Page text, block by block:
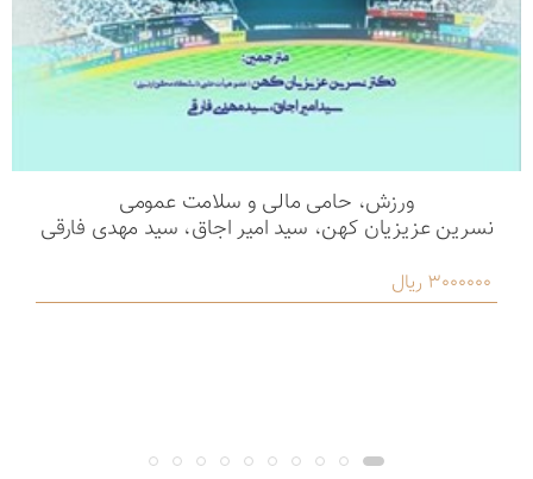
ورزش، حامی مالی و سلامت عمومی
نسرین عزیزیان کهن، سید امیر اجاق، سید مهدی فارقی
3000000 ریال